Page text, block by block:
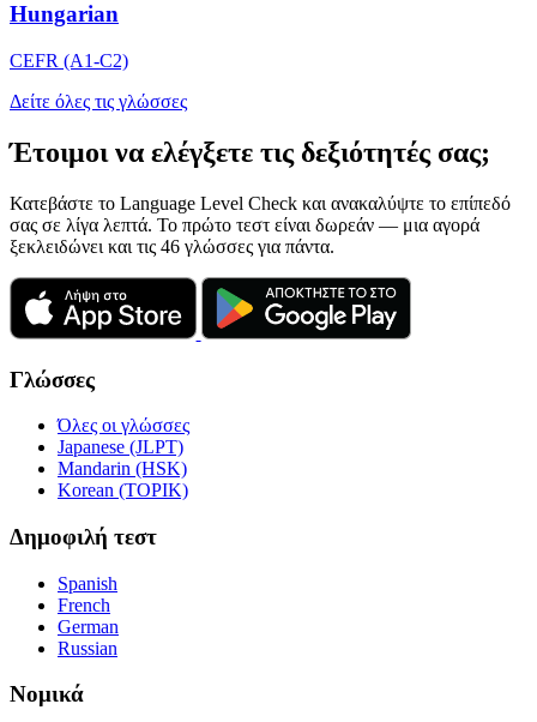
Hungarian
CEFR (A1-C2)
Δείτε όλες τις γλώσσες
Έτοιμοι να ελέγξετε τις δεξιότητές σας;
Κατεβάστε το Language Level Check και ανακαλύψτε το επίπεδό
σας σε λίγα λεπτά. Το πρώτο τεστ είναι δωρεάν — μια αγορά
ξεκλειδώνει και τις 46 γλώσσες για πάντα.
Γλώσσες
Όλες οι γλώσσες
Japanese (JLPT)
Mandarin (HSK)
Korean (TOPIK)
Δημοφιλή τεστ
Spanish
French
German
Russian
Νομικά